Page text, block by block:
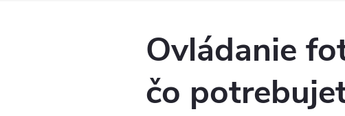
Ovládanie
čo